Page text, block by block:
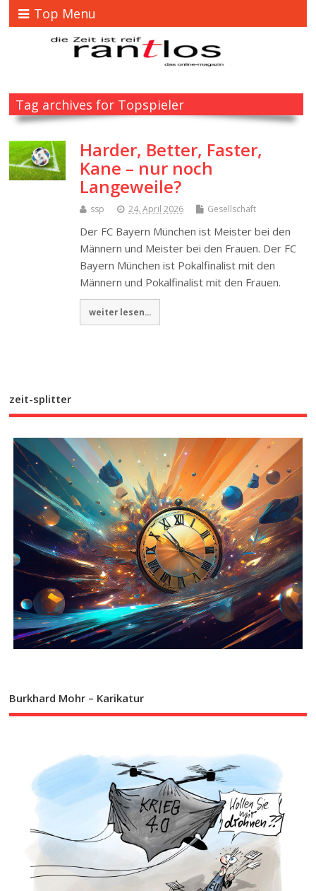
Top Menu
Tag archives for Topspieler
Harder, Better, Faster,
Kane – nur noch
Langeweile?
ssp 24. April 2026 Gesellschaft
Der FC Bayern München ist Meister bei den
Männern und Meister bei den Frauen. Der FC
Bayern München ist Pokalfinalist mit den
Männern und Pokalfinalist mit den Frauen.
weiter lesen...
zeit-splitter
Burkhard Mohr – Karikatur